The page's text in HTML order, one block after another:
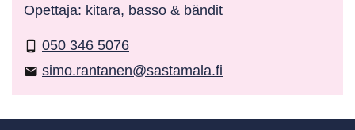
Opettaja: kitara, basso & bändit
phone_android 050 346 5076
email simo.rantanen@sastamala.fi